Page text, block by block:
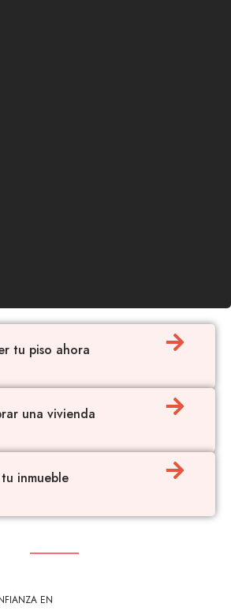
tu piso ahora
una vivienda
tu inmueble
EN